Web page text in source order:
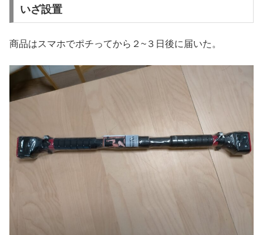
いざ設置
商品はスマホでポチってから２~３日後に届いた。